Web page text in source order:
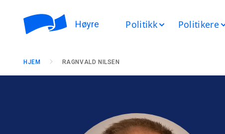
Høyre Politikk Politikere
HJEM RAGNVALD NILSEN